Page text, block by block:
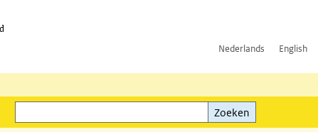
Nederlands English
Zoeken